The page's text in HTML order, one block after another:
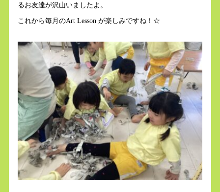
るお友達が沢山いましたよ。
これから毎月のArt Lesson が楽しみですね！☆